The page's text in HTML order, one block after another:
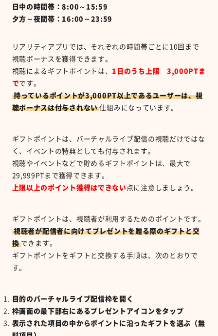
日中の時間帯：8:00～15:59
夕方～夜間帯：16:00～23:59
リアリティアプリでは、それぞれの時間帯ごとに 10 回まで
視聴ボーナスを獲得できます。
視聴によるギフトポイントは、 1日のうち上限 3,000PT ま
でです。
持っているポイントが3,000PT以上であるユーザーは、視
聴ボーナスは付与されない 仕組みになっています。
ギフトポイントは、バーチャルライブ配信の視聴だけではな
く、イベントの特典としても付与されます。
視聴やイベントなどで貯めるギフトポイントは、最大で
29,999PT まで獲得できます。
上限以上のポイント獲得はできない 点に注意しましょう。
ギフトポイントは、視聴者が利用するためのポイントです。
視聴者が配信者に向けてプレゼントを贈る際のギフトと交
換 できます。
ギフトポイントをギフトと交換する手順は、次のとおりで
す。
目的のバーチャルライブ配信枠を開く
枠画面の最下部右にあるプレゼントアイコンをタップ
表示された項目の中からポイントに沿ったギフトを選ぶ（無